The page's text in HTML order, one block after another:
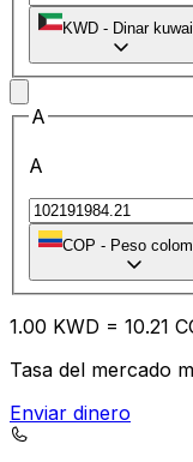
KWD - Dinar
A
A
COP - Peso
1.00 KWD = 10.21
Tasa del mercado
Enviar dinero